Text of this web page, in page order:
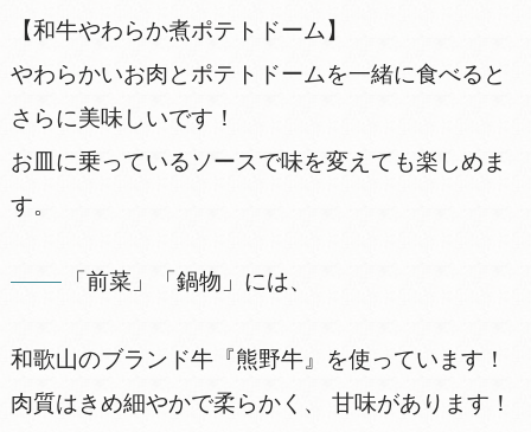
【和牛やわらか煮ポテトドーム】
やわらかいお肉とポテトドームを一緒に食べると
さらに美味しいです！
お皿に乗っているソースで味を変えても楽しめま
す。
「前菜」「鍋物」には、
和歌山のブランド牛『熊野牛』を使っています！
肉質はきめ細やかで柔らかく、 甘味があります！